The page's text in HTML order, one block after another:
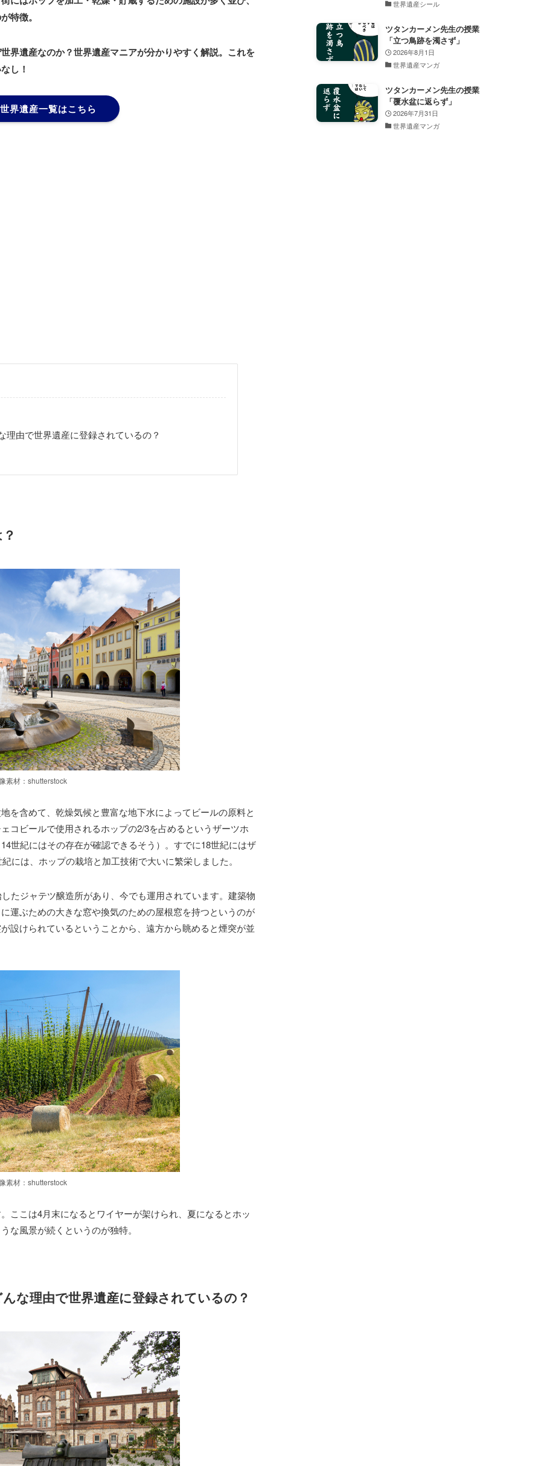
特徴。
界遺産なのか？世界遺産マニアが分かりやすく解説。これを
し！
界遺産一覧はこちら
由で世界遺産に登録されているの？
素材：shutterstock
を含めて、乾燥気候と豊富な地下水によってビールの原料と
コビールで使用されるホップの2/3を占めるというザーツホ
世紀にはその存在が確認できるそう）。すでに18世紀にはザ
には、ホップの栽培と加工技術で大いに繁栄しました。
たジャテツ醸造所があり、今でも運用されています。建築物
運ぶための大きな窓や換気のための屋根窓を持つというのが
設けられているということから、遠方から眺めると煙突が並
素材：shutterstock
ここは4月末になるとワイヤーが架けられ、夏になるとホッ
な風景が続くというのが独特。
な理由で世界遺産に登録されているの？
世界遺産シール
ツタンカーメン先生の授業
「立つ鳥跡を濁さず」
2026年8月1日
世界遺産マンガ
ツタンカーメン先生の授業
「覆水盆に返らず」
2026年7月31日
世界遺産マンガ